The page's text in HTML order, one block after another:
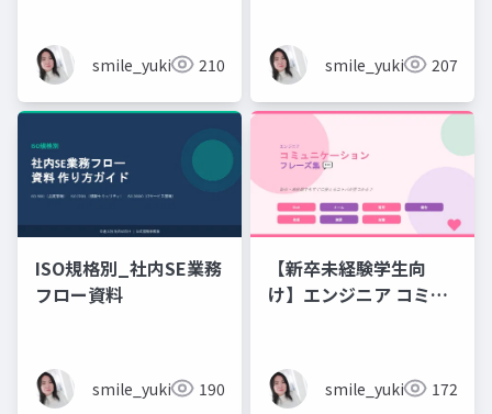
smile_yukiko_it210 smile_yukiko_it207
ISO規格別_社内SE業務
フロー資料
smile_yukiko_it190
【新卒未経験学生向
け】エンジニア コミュ
のコミュニケーション
フレーズ集smile_yukiko_it172